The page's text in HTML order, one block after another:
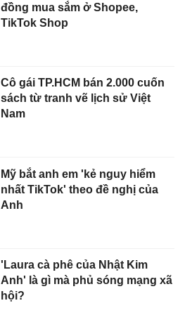
đồng mua sắm ở Shopee,
TikTok Shop
Cô gái TP.HCM bán 2.000 cuốn
sách từ tranh vẽ lịch sử Việt
Nam
Mỹ bắt anh em 'kẻ nguy hiểm
nhất TikTok' theo đề nghị của
Anh
'Laura cà phê của Nhật Kim
Anh' là gì mà phủ sóng mạng xã
hội?